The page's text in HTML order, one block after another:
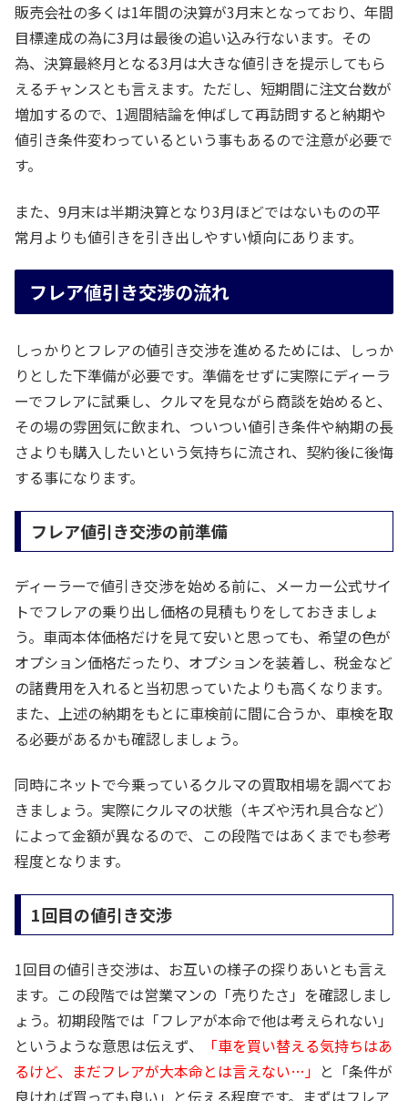
販売会社の多くは1年間の決算が3月末となっており、年間
目標達成の為に3月は最後の追い込み行ないます。その
為、決算最終月となる3月は大きな値引きを提示してもら
えるチャンスとも言えます。ただし、短期間に注文台数が
増加するので、1週間結論を伸ばして再訪問すると納期や
値引き条件変わっているという事もあるので注意が必要で
す。
また、9月末は半期決算となり3月ほどではないものの平
常月よりも値引きを引き出しやすい傾向にあります。
フレア値引き交渉の流れ
しっかりとフレアの値引き交渉を進めるためには、しっか
りとした下準備が必要です。準備をせずに実際にディーラ
ーでフレアに試乗し、クルマを見ながら商談を始めると、
その場の雰囲気に飲まれ、ついつい値引き条件や納期の長
さよりも購入したいという気持ちに流され、契約後に後悔
する事になります。
フレア値引き交渉の前準備
ディーラーで値引き交渉を始める前に、メーカー公式サイ
トでフレアの乗り出し価格の見積もりをしておきましょ
う。車両本体価格だけを見て安いと思っても、希望の色が
オプション価格だったり、オプションを装着し、税金など
の諸費用を入れると当初思っていたよりも高くなります。
また、上述の納期をもとに車検前に間に合うか、車検を取
る必要があるかも確認しましょう。
同時にネットで今乗っているクルマの買取相場を調べてお
きましょう。実際にクルマの状態（キズや汚れ具合など）
によって金額が異なるので、この段階ではあくまでも参考
程度となります。
1回目の値引き交渉
1回目の値引き交渉は、お互いの様子の探りあいとも言え
ます。この段階では営業マンの「売りたさ」を確認しまし
ょう。初期段階では「フレアが本命で他は考えられない」
というような意思は伝えず、
「車を買い替える気持ちはあ
るけど、まだフレアが大本命とは言えない…」 と「条件が
良ければ買っても良い」と伝える程度です。まずはフレア